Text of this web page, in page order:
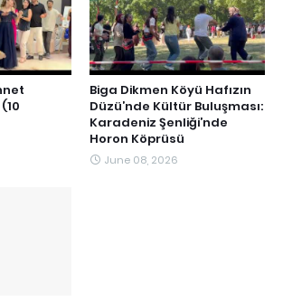
Biga Dikmen Köyü Hafızın
Düzü’nde Kültür Buluşması:
Karadeniz Şenliği’nde
Horon Köprüsü
June 08, 2026